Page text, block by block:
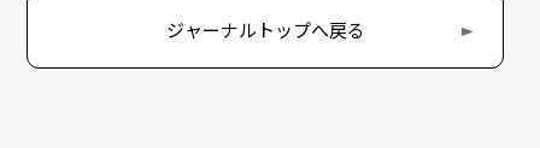
ジャーナルトップへ戻る